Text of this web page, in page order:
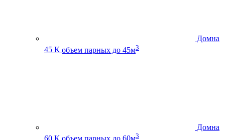
Домна
45 К объем парных до 45м3
Домна
3